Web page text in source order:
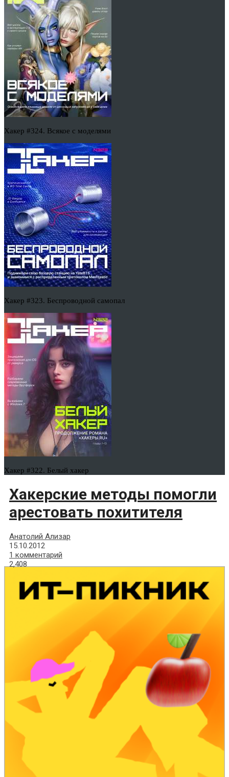
Хакер #324. Всякое с моделями
Хакер #323. Беспроводной самопал
Хакер #322. Белый хакер
Хакерские методы помогли
арестовать похитителя
Анатолий Ализар
15.10.2012
1 комментарий
2,408